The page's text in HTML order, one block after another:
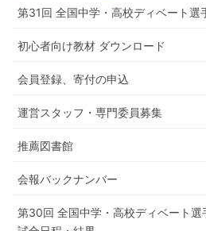
第31回 全国中学・高校ディベート選
初心者向け教材 ダウンロード
会員登録、寄付の申込
運営スタッフ・専門委員募集
推薦図書館
会報バックナンバー
第30回 全国中学・高校ディベート選